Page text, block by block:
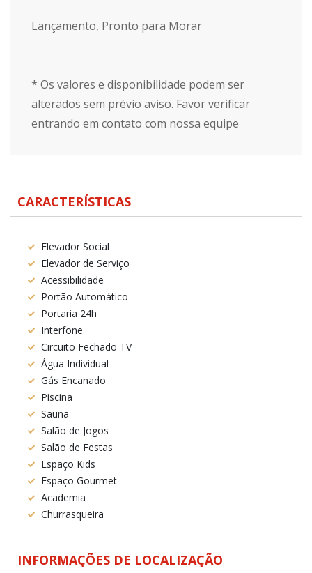
Lançamento, Pronto para Morar
* Os valores e disponibilidade podem ser
alterados sem prévio aviso. Favor verificar
entrando em contato com nossa equipe
CARACTERÍSTICAS
Elevador Social
Elevador de Serviço
Acessibilidade
Portão Automático
Portaria 24h
Interfone
Circuito Fechado TV
Água Individual
Gás Encanado
Piscina
Sauna
Salão de Jogos
Salão de Festas
Espaço Kids
Espaço Gourmet
Academia
Churrasqueira
INFORMAÇÕES DE LOCALIZAÇÃO